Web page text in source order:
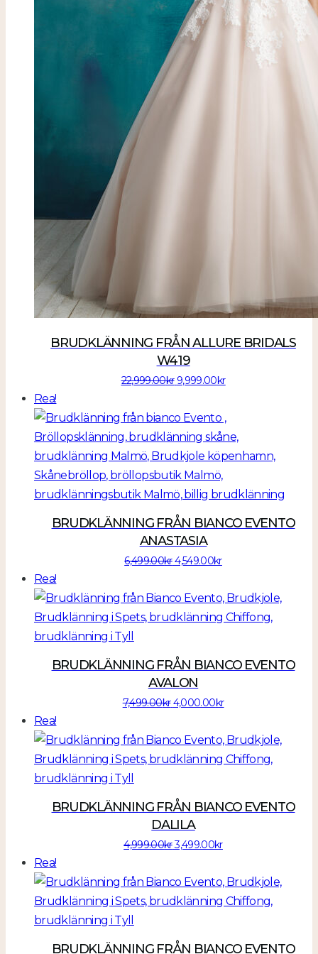
BRUDKLÄNNING FRÅN ALLURE BRIDALS
W419
22,999.00kr Det
priset
var:
22,999.00kr.
9,999.00krDet
9,999.00kr.
Rea!
BRUDKLÄNNING FRÅN BIANCO EVENTO
ANASTASIA
6,499.00krDet
priset
var:
6,499.00kr.
4,549.00krDet
priset
4,549.00kr.
Rea!
BRUDKLÄNNING FRÅN BIANCO EVENTO
AVALON
7,499.00kr Det
priset
var:
7,499.00kr.
4,000.00krDet
priset
4,000.00kr.
Rea!
BRUDKLÄNNING FRÅN BIANCO EVENTO
DALILA
4,999.00krDet
priset
var:
4,999.00kr.
3,499.00krDet
priset
3,499.00kr.
Rea!
BRUDKLÄNNING FRÅN BIANCO EVENTO